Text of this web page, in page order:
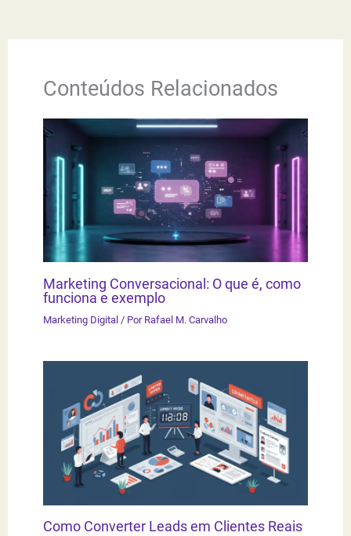
Conteúdos Relacionados
Marketing Conversacional: O que é, como
funciona e exemplo
Marketing Digital / Por Rafael M. Carvalho
Como Converter Leads em Clientes Reais